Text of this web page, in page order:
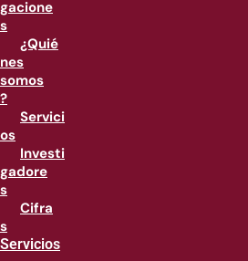
gacione
s
¿Quié
nes
somos
?
Servici
os
Investi
gadore
s
Cifra
s
Servicios